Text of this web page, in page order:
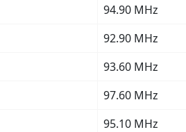
94.90 MHz
92.90 MHz
93.60 MHz
97.60 MHz
95.10 MHz